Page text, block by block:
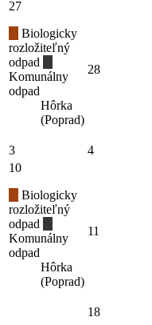
27
Biologicky
rozložiteľný
odpad
Komunálny
odpad
Hôrka
(Poprad)
28
3 4
10
Biologicky
rozložiteľný
odpad
Komunálny
odpad
Hôrka
(Poprad)
11
18